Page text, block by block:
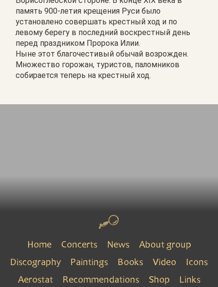
память 900-летия крещения Руси было
установлено совершать крестный ход и по
левому берегу в последний воскрестный день
перед праздником Пророка Илии.
Ныне этот благочестивый обычай возрожден.
Множество горожан, туристов, паломников
собирается теперь на крестный ход.
Home Concerts News
About group
Discography
Paintings Books Video
Icons
Aerostat
Recommendations Shop Links